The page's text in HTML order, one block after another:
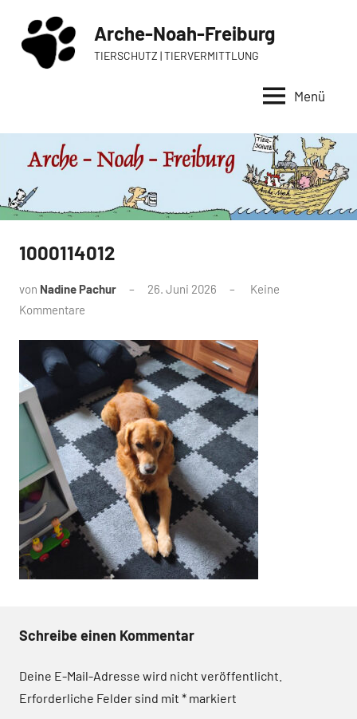
Inhalt
springen
Arche-Noah-Freiburg
TIERSCHUTZ | TIERVERMITTLUNG
Menü
1000114012
von Nadine Pachur 26. Juni 2026
Keine
Kommentare
Schreibe einen Kommentar
Deine E-Mail-Adresse wird nicht veröffentlicht.
Erforderliche Felder sind mit * markiert